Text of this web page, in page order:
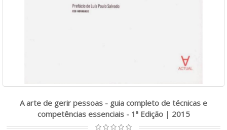
A arte de gerir pessoas - guia completo de técnicas e
competências essenciais - 1ª Edição | 2015